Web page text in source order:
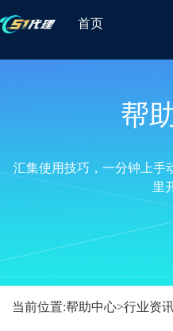
首页
帮
汇集使用技巧，一分钟上手
里
当前位置:帮助中心>行业资